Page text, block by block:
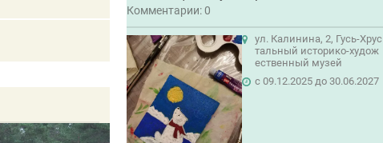
Комментарии: 0
ул. Калинина, 2, Гусь-Хрус
тальный историко-худож
ественный музей
c 09.12.2025 до 30.06.2027